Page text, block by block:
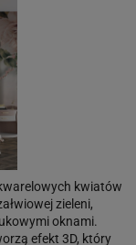
kwiatów
zieleni,
oknami.
efekt 3D, który